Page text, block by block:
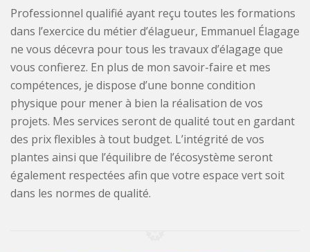
Professionnel qualifié ayant reçu toutes les formations
dans l’exercice du métier d’élagueur, Emmanuel Élagage
ne vous décevra pour tous les travaux d’élagage que
vous confierez. En plus de mon savoir-faire et mes
compétences, je dispose d’une bonne condition
physique pour mener à bien la réalisation de vos
projets. Mes services seront de qualité tout en gardant
des prix flexibles à tout budget. L’intégrité de vos
plantes ainsi que l’équilibre de l’écosystème seront
également respectées afin que votre espace vert soit
dans les normes de qualité.